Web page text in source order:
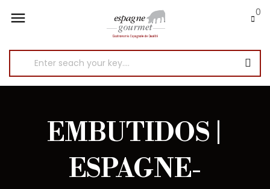
 0
EMBUTIDOS |
ESPAGNE-